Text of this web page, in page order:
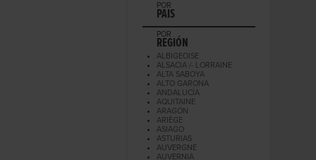
POR
PAIS
POR
REGIÓN
ALBIGEOISE
ALSACIA /- LORRAINE
ALTA SABOYA
ALTO GARONA
ANDALUCÍA
AQUITAINE
ARAGÓN
ARIÈGE
ASIAGO
ASTURIAS
AUVERGNE
AUVERNIA